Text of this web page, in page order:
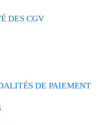
DES CGV
DE PAIEMENT